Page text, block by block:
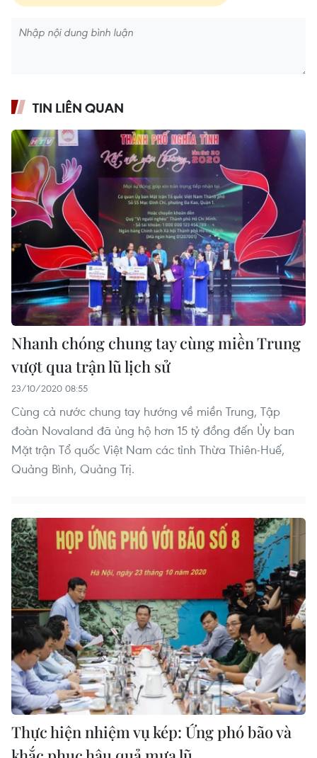
TIN LIÊN QUAN
Nhanh chóng chung tay cùng miền Trung
vượt qua trận lũ lịch sử
23/10/2020 08:55
Cùng cả nước chung tay hướng về miền Trung, Tập
đoàn Novaland đã ủng hộ hơn 15 tỷ đồng đến Ủy ban
Mặt trận Tổ quốc Việt Nam các tỉnh Thừa Thiên-Huế,
Quảng Bình, Quảng Trị.
Thực hiện nhiệm vụ kép: Ứng phó bão và